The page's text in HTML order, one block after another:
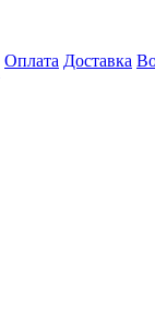
Оплата Доставка